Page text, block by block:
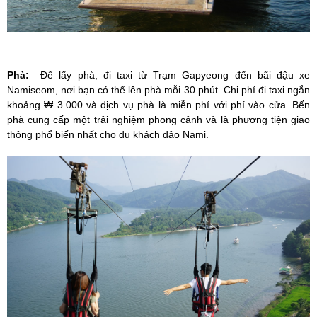
Phà:
Để lấy phà, đi taxi từ Trạm Gapyeong đến bãi đậu xe
Namiseom, nơi bạn có thể lên phà mỗi 30 phút. Chi phí đi taxi ngắn
khoảng ₩ 3.000 và dịch vụ phà là miễn phí với phí vào cửa. Bến
phà cung cấp một trải nghiệm phong cảnh và là phương tiện giao
thông phổ biến nhất cho du khách đảo Nami.